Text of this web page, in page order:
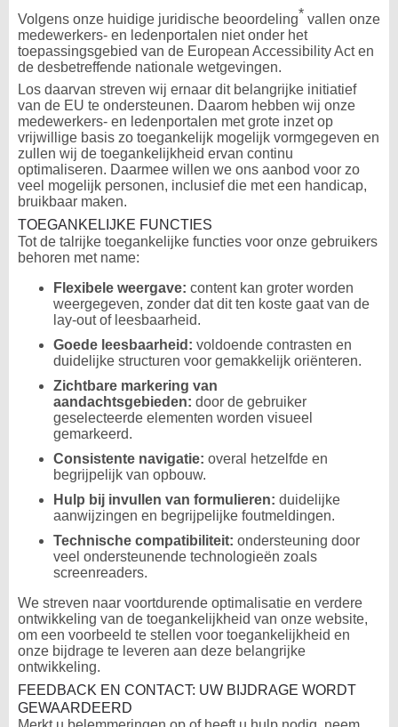
Volgens onze huidige juridische beoordeling* vallen onze
medewerkers- en ledenportalen niet onder het
toepassingsgebied van de European Accessibility Act en
de desbetreffende nationale wetgevingen.
Los daarvan streven wij ernaar dit belangrijke initiatief
van de EU te ondersteunen. Daarom hebben wij onze
medewerkers- en ledenportalen met grote inzet op
vrijwillige basis zo toegankelijk mogelijk vormgegeven en
zullen wij de toegankelijkheid ervan continu
optimaliseren. Daarmee willen we ons aanbod voor zo
veel mogelijk personen, inclusief die met een handicap,
bruikbaar maken.
TOEGANKELIJKE FUNCTIES
Tot de talrijke toegankelijke functies voor onze gebruikers
behoren met name:
Flexibele weergave: content kan groter worden
weergegeven, zonder dat dit ten koste gaat van de
lay-out of leesbaarheid.
Goede leesbaarheid: voldoende contrasten en
duidelijke structuren voor gemakkelijk oriënteren.
Zichtbare markering van
aandachtsgebieden: door de gebruiker
geselecteerde elementen worden visueel
gemarkeerd.
Consistente navigatie: overal hetzelfde en
begrijpelijk van opbouw.
Hulp bij invullen van formulieren: duidelijke
aanwijzingen en begrijpelijke foutmeldingen.
Technische compatibiliteit: ondersteuning door
veel ondersteunende technologieën zoals
screenreaders.
We streven naar voortdurende optimalisatie en verdere
ontwikkeling van de toegankelijkheid van onze website,
om een voorbeeld te stellen voor toegankelijkheid en
onze bijdrage te leveren aan deze belangrijke
ontwikkeling.
FEEDBACK EN CONTACT: UW BIJDRAGE WORDT
GEWAARDEERD